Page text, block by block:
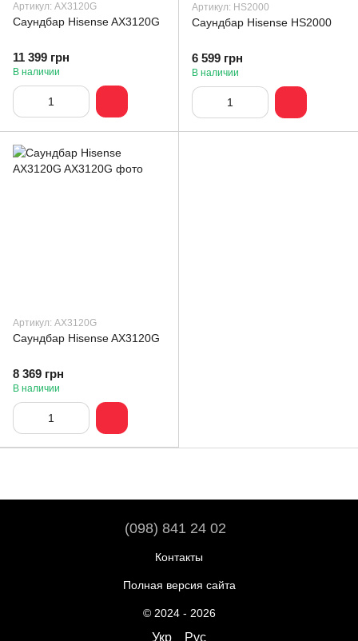
Артикул: AX3120G
Саундбар Hisense AX3120G
11 399 грн
В наличии
Артикул: HS2000
Саундбар Hisense HS2000
6 599 грн
В наличии
Артикул: AX3120G
Саундбар Hisense AX3120G
8 369 грн
В наличии
(098) 841 24 02
Контакты
Полная версия сайта
© 2024 - 2026
Укр Рус